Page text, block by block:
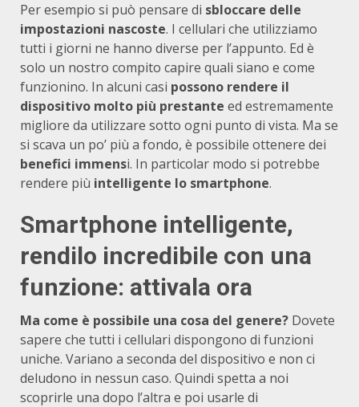
Per esempio si può pensare di sbloccare delle
impostazioni nascoste. I cellulari che utilizziamo
tutti i giorni ne hanno diverse per l’appunto. Ed è
solo un nostro compito capire quali siano e come
funzionino. In alcuni casi possono rendere il
dispositivo molto più prestante ed estremamente
migliore da utilizzare sotto ogni punto di vista. Ma se
si scava un po’ più a fondo, è possibile ottenere dei
benefici immensi. In particolar modo si potrebbe
rendere più intelligente lo smartphone.
Smartphone intelligente,
rendilo incredibile con una
funzione: attivala ora
Ma come è possibile una cosa del genere? Dovete
sapere che tutti i cellulari dispongono di funzioni
uniche. Variano a seconda del dispositivo e non ci
deludono in nessun caso. Quindi spetta a noi
scoprirle una dopo l’altra e poi usarle di